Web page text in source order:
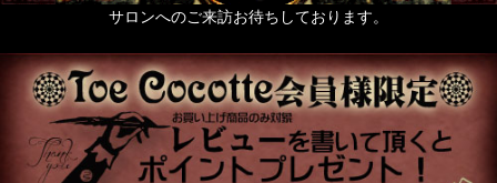
天使なもの。
ポスト投函便発送OKのお品
送料無料まで後少し（500円以下のお品）
絢爛黄金色装飾品の頁
サロンへのご来訪お待ちしております。